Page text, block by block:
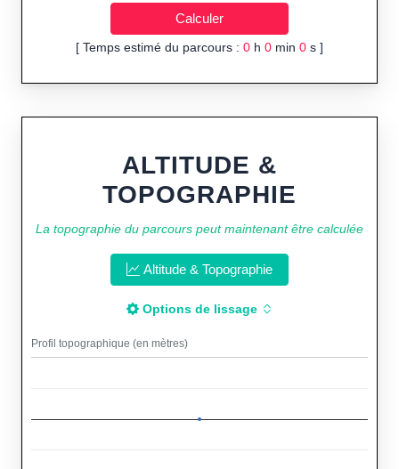
[ Temps estimé du parcours : 0 h 0 min 0 s ]
ALTITUDE &
TOPOGRAPHIE
La topographie du parcours peut maintenant être calculée
Altitude & Topographie
Options de lissage
Profil topographique (en mètres)